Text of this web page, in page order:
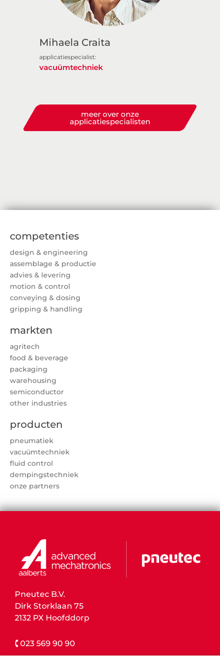
Mihaela Craita
applicatiespecialist:
vacuümtechniek
meer over onze
applicatiespecialisten
competenties
design & engineering
assemblage & productie
advies & levering
motion & control
conveying & dosing
gripping & handling
markten
agritech
food & beverage
packaging
warehousing
semiconductor
other industries
producten
pneumatiek
vacuümtechniek
fluid control
dempingstechniek
onze partners
Pneutec B.V.
Dirk Storklaan 75
2132 PX Hoofddorp
🕻 023 569 90 90